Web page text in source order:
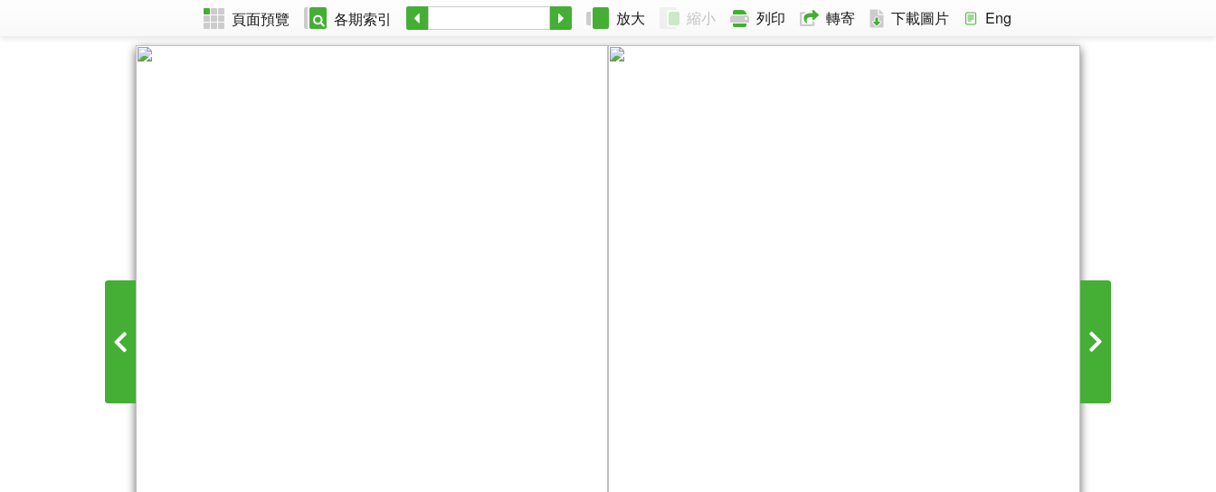
頁面預覽 各期索引 放大 縮小 列印 轉寄 下載圖片 Eng